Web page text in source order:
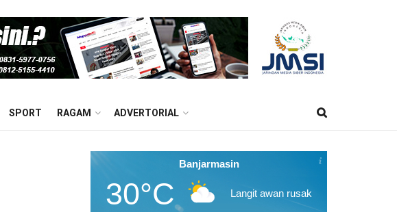
SPORT RAGAM ADVERTORIAL
Banjarmasin
30°C Langit awan rusak